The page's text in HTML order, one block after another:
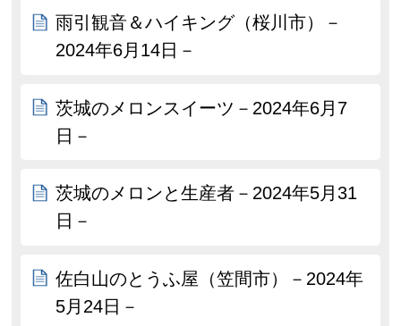
雨引観音＆ハイキング（桜川市）－
2024年6月14日－
茨城のメロンスイーツ－2024年6月7
日－
茨城のメロンと生産者－2024年5月31
日－
佐白山のとうふ屋（笠間市）－2024年
5月24日－